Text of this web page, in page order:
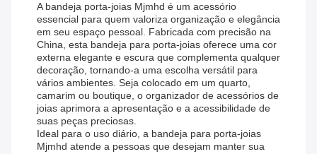
A bandeja porta-joias Mjmhd é um acessório
essencial para quem valoriza organização e elegância
em seu espaço pessoal. Fabricada com precisão na
China, esta bandeja para porta-joias oferece uma cor
externa elegante e escura que complementa qualquer
decoração, tornando-a uma escolha versátil para
vários ambientes. Seja colocado em um quarto,
camarim ou boutique, o organizador de acessórios de
joias aprimora a apresentação e a acessibilidade de
suas peças preciosas.
Ideal para o uso diário, a bandeja para porta-joias
Mjmhd atende a pessoas que desejam manter sua